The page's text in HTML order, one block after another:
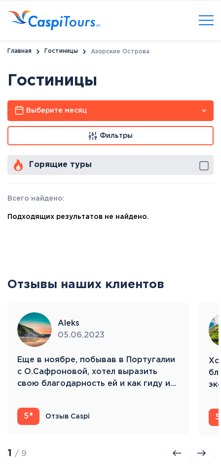
Главная Гостиницы Азорские Острова
Гостиницы
Выберите месяц
Фильтры
Горящие туры
Всего найдено:
Подходящих результатов не найдено.
Отзывы наших клиентов
Aleks
05.06.2023
Eще в ноябре, побывав в Португалии
с О.Сафроновой, хотел выразить
свою благодарность ей и как гиду и…
5 Отзыв Caspi 5
1 / 9